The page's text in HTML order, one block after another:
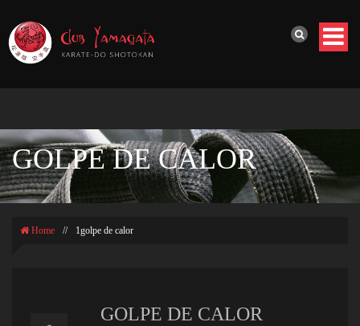
GOLPE DE CALOR
Home // 1golpe de calor
GOLPE DE CALOR